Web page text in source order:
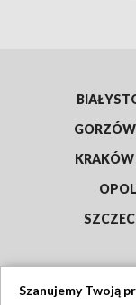
KRAKÓW
Szanujemy Twoją